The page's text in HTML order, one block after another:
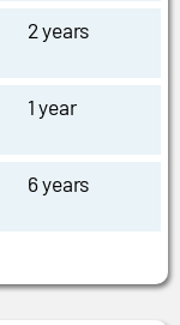
2 years
1 year
6 years